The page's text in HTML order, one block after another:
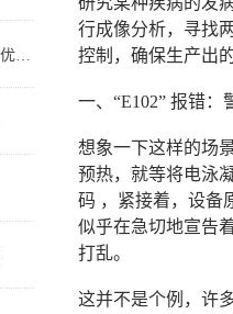
DYCZ-40G 标准湿式转膜实验方案 最优参数搭配
行成像分析，寻找
控制，确保生产出
一、“E102” 报错：
想象一下这样的场
预热，就等将电泳
码 ，紧接着，设备
似乎在急切地宣告
打乱。
这并不是个例，许